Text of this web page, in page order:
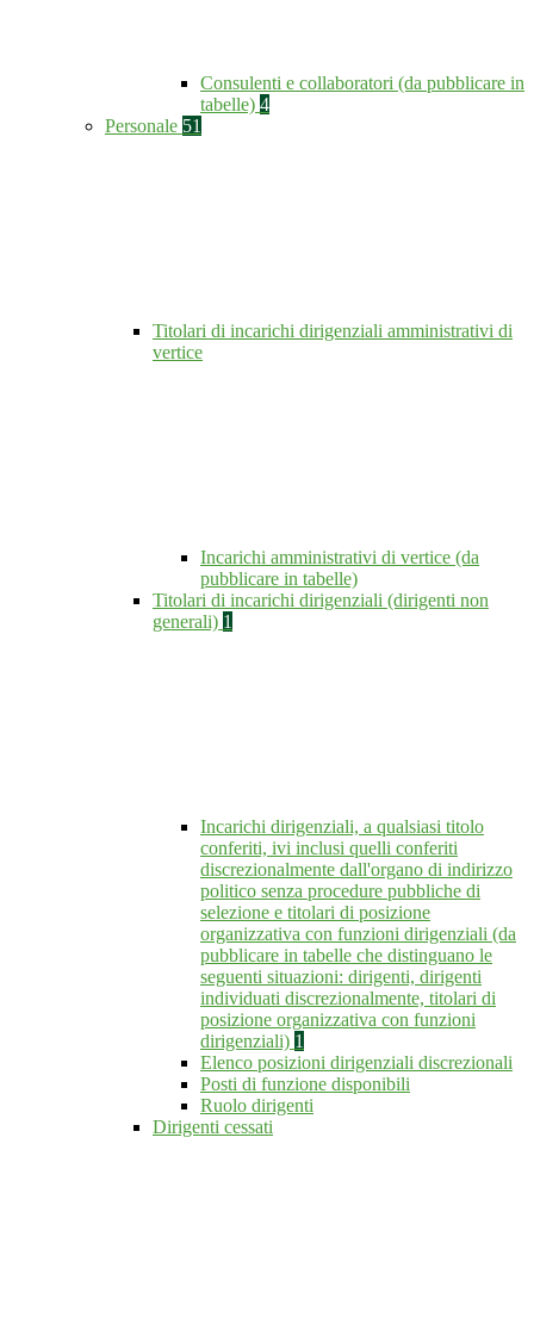
Consulenti e collaboratori (da pubblicare in
tabelle) 4
Personale 51
Titolari di incarichi dirigenziali amministrativi di
vertice
Incarichi amministrativi di vertice (da
pubblicare in tabelle)
Titolari di incarichi dirigenziali (dirigenti non
generali) 1
Incarichi dirigenziali, a qualsiasi titolo
conferiti, ivi inclusi quelli conferiti
discrezionalmente dall'organo di indirizzo
politico senza procedure pubbliche di
selezione e titolari di posizione
organizzativa con funzioni dirigenziali (da
pubblicare in tabelle che distinguano le
seguenti situazioni: dirigenti, dirigenti
individuati discrezionalmente, titolari di
posizione organizzativa con funzioni
dirigenziali) 1
Elenco posizioni dirigenziali discrezionali
Posti di funzione disponibili
Ruolo dirigenti
Dirigenti cessati